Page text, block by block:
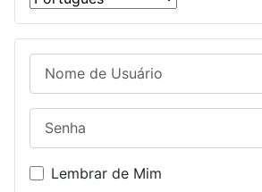
Nome de Usuário
Lembrar de Mim